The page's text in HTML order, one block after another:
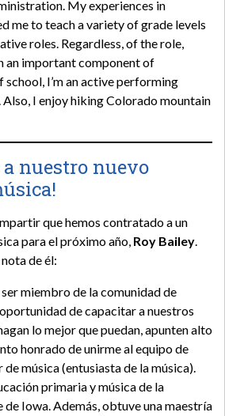
My experiences in
me to teach a variety of grade levels
roles. Regardless, of the role,
an important component of
I’m an active performing
I enjoy hiking Colorado mountain
a nuestro nuevo
que hemos contratado a un
para el próximo año, Roy Bailey.
de él:
miembro de la comunidad de
de capacitar a nuestros
lo mejor que puedan, apunten alto
honrado de unirme al equipo de
música (entusiasta de la música).
primaria y música de la
Iowa. Además, obtuve una maestría